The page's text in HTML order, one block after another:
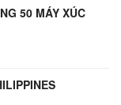
50 MÁY XÚC